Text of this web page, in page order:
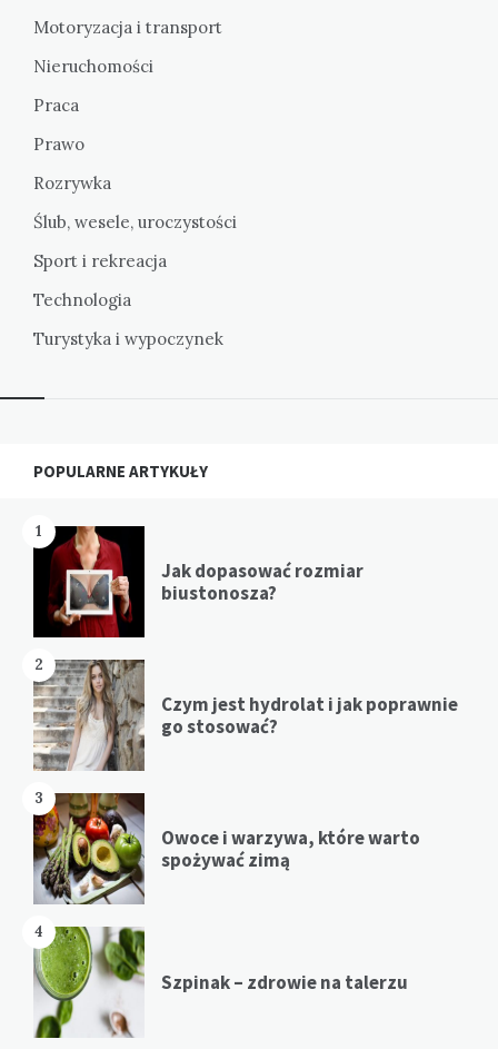
Motoryzacja i transport
Nieruchomości
Praca
Prawo
Rozrywka
Ślub, wesele, uroczystości
Sport i rekreacja
Technologia
Turystyka i wypoczynek
Widgets
POPULARNE ARTYKUŁY
1
Jak dopasować rozmiar
biustonosza?
2
Czym jest hydrolat i jak poprawnie
go stosować?
3
Owoce i warzywa, które warto
spożywać zimą
4
Szpinak – zdrowie na talerzu